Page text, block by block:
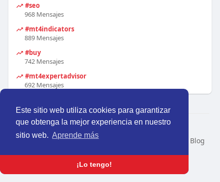
Este sitio web utiliza cookies para garantizar
que obtenga la mejor experiencia en nuestro
sitio web. Aprende más
¡Lo tengo!
#seo
968 Mensajes
#mt4indicators
889 Mensajes
#buy
742 Mensajes
#mt4expertadvisor
692 Mensajes
© 2026 Perú Activo
Inicio
Nosotros Contacto
Blog
Idioma